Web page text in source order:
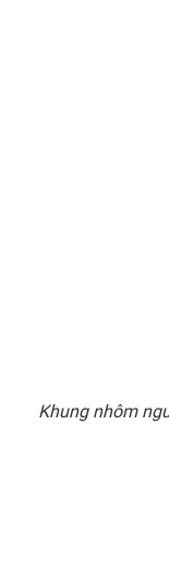
Khung nhôm